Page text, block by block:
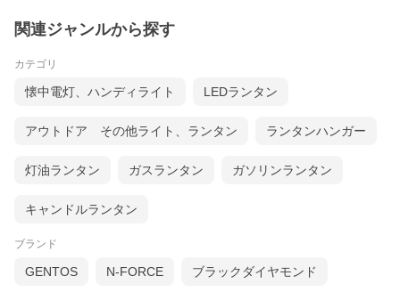
関連ジャンルから探す
カテゴリ
懐中電灯、ハンディライト LEDランタン
アウトドア その他ライト、ランタン ランタンハンガー
灯油ランタン ガスランタン ガソリンランタン
キャンドルランタン
ブランド
GENTOS N-FORCE ブラックダイヤモンド